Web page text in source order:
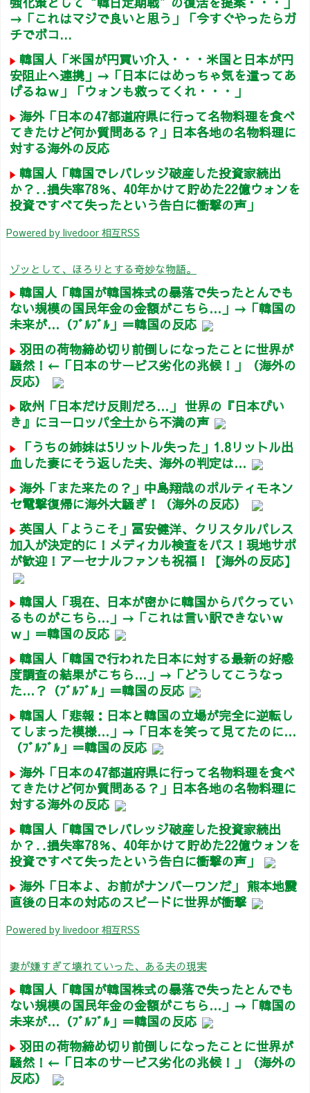
→「これはマジで良いと思う」「今すぐやったらガ
チでボコ...
韓国人「米国が円買い介入・・・米国と日本が円
安阻止へ連携」→「日本にはめっちゃ気を遣ってあ
げるねｗ」「ウォンも救ってくれ・・・」
海外「日本の47都道府県に行って名物料理を食べ
てきたけど何か質問ある？」日本各地の名物料理に
対する海外の反応
韓国人「韓国でレバレッジ破産した投資家続出
か？‥損失率78％、40年かけて貯めた22億ウォンを
投資ですべて失ったという告白に衝撃の声」
Powered by livedoor 相互RSS
ゾッとして、ほろりとする奇妙な物語。
韓国人「韓国が韓国株式の暴落で失ったとんでも
ない規模の国民年金の金額がこちら…」→「韓国の
未来が…（ﾌﾞﾙﾌﾞﾙ」＝韓国の反応
羽田の荷物締め切り前倒しになったことに世界が
騒然！←「日本のサービス劣化の兆候！」（海外の
反応）
欧州「日本だけ反則だろ…」 世界の『日本びい
き』にヨーロッパ全土から不満の声
「うちの姉妹は5リットル失った」1.8リットル出
血した妻にそう返した夫、海外の判定は…
海外「また来たの？」中島翔哉のポルティモネン
セ電撃復帰に海外大騒ぎ！（海外の反応）
英国人「ようこそ」冨安健洋、クリスタルパレス
加入が決定的に！メディカル検査をパス！現地サポ
が歓迎！アーセナルファンも祝福！【海外の反応】
韓国人「現在、日本が密かに韓国からパクってい
るものがこちら…」→「これは言い訳できないｗ
ｗ」＝韓国の反応
韓国人「韓国で行われた日本に対する最新の好感
度調査の結果がこちら…」→「どうしてこうなっ
た…？（ﾌﾞﾙﾌﾞﾙ」＝韓国の反応
韓国人「悲報：日本と韓国の立場が完全に逆転し
てしまった模様…」→「日本を笑って見てたのに…
（ﾌﾞﾙﾌﾞﾙ」＝韓国の反応
海外「日本の47都道府県に行って名物料理を食べ
てきたけど何か質問ある？」日本各地の名物料理に
対する海外の反応
韓国人「韓国でレバレッジ破産した投資家続出
か？‥損失率78％、40年かけて貯めた22億ウォンを
投資ですべて失ったという告白に衝撃の声」
海外「日本よ、お前がナンバーワンだ」 熊本地震
直後の日本の対応のスピードに世界が衝撃
Powered by livedoor 相互RSS
妻が嫌すぎて壊れていった、ある夫の現実
韓国人「韓国が韓国株式の暴落で失ったとんでも
ない規模の国民年金の金額がこちら…」→「韓国の
未来が…（ﾌﾞﾙﾌﾞﾙ」＝韓国の反応
羽田の荷物締め切り前倒しになったことに世界が
騒然！←「日本のサービス劣化の兆候！」（海外の
反応）